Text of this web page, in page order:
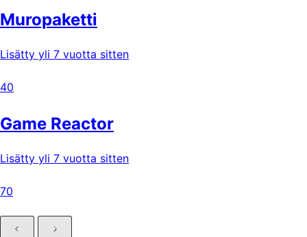
Muropaketti
Lisätty yli 7 vuotta sitten
40
Game Reactor
Lisätty yli 7 vuotta sitten
70